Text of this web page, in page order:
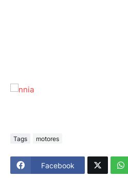
Tags motores
Facebook